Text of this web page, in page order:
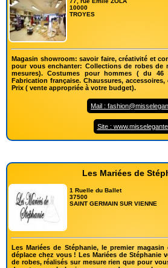
10000
TROYES
Magasin showroom: savoir faire, créativité et
pour vous enchanter: Collections de robes de
mesures). Costumes pour hommes ( du
Fabrication française. Chaussures,
Prix ( vente appropriée à votre budget).
Mail :
Site :
Les Mariées de
1 Ruelle du Ballet
37500
SAINT GERMAIN SUR VIENNE
Les Mariées de Stéphanie, le premier
déplace chez vous ! Les Mariées de Stéphanie
de robes, réalisés sur mesure rien que pour